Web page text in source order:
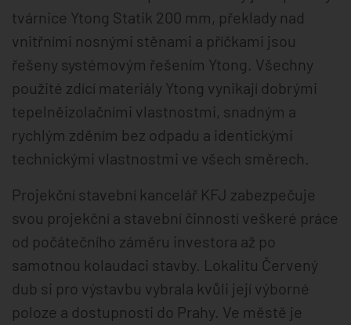
tvárnice Ytong Statik 200 mm, překlady nad
vnitřními nosnými stěnami a příčkami jsou
řešeny systémovým řešením Ytong. Všechny
použité zdící materiály Ytong vynikají dobrými
tepelněizolačními vlastnostmi, snadným a
rychlým zděním bez odpadu a identickými
technickými vlastnostmi ve všech směrech.
Projekční stavební kancelář KFJ zabezpečuje
svou projekční a stavební činností veškeré práce
od počátečního záměru investora až po
samotnou kolaudaci stavby. Lokalitu Červený
dub si pro výstavbu vybrala kvůli její výborné
poloze a dostupnosti do Prahy. Ve městě je